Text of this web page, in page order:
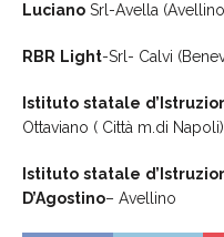
Luciano Srl-Avella
RBR Light-Srl- Calvi
Istituto statale
Ottaviano ( Città m.di Napoli)
Istituto statale
D’Agostino– Avellino